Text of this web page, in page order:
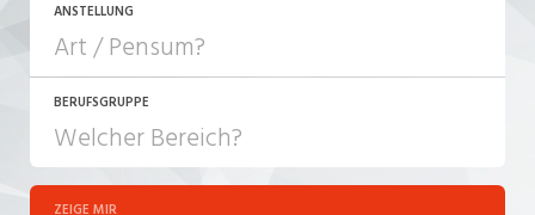
ANSTELLUNG
JOB-TYP
Festanstellung
BERUFSGRUPPE
ZEIGE MIR